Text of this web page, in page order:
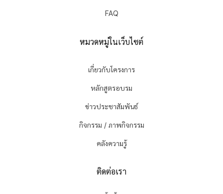
FAQ
หมวดหมู่ในเว็บไซต์
เกี่ยวกับโครงการ
หลักสูตรอบรม
ข่าวประชาสัมพันธ์
กิจกรรม / ภาพกิจกรรม
คลังความรู้
ติดต่อเรา